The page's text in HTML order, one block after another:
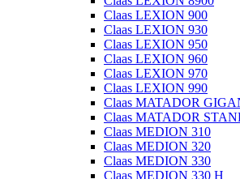
Claas LEXION 900
Claas LEXION 930
Claas LEXION 950
Claas LEXION 960
Claas LEXION 970
Claas LEXION 990
Claas MATADOR
Claas MATADOR
Claas MEDION 310
Claas MEDION 320
Claas MEDION 330
Claas MEDION 330 H